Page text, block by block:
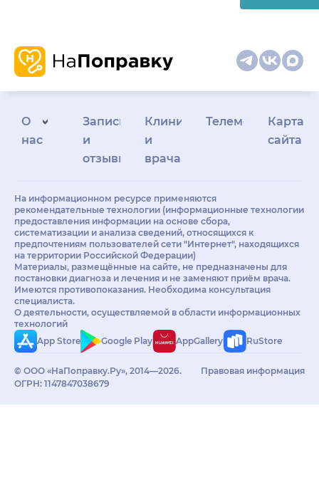
О
нас
Запись
и
отзывы
Клиникам
и
врачам
Телемедицина
Карта
сайта
На информационном ресурсе применяются
рекомендательные технологии (информационные технологии
предоставления информации на основе сбора,
систематизации и анализа сведений, относящихся к
предпочтениям пользователей сети "Интернет", находящихся
на территории Российской Федерации)
Материалы, размещённые на сайте, не предназначены для
постановки диагноза и лечения и не заменяют приём врача.
Имеются противопоказания. Необходима консультация
специалиста.
О деятельности, осуществляемой в области информационных
технологий
App Store
Google Play AppGallery RuStore
© ООО «НаПоправку.Ру», 2014—2026.
ОГРН: 1147847038679
Правовая информация